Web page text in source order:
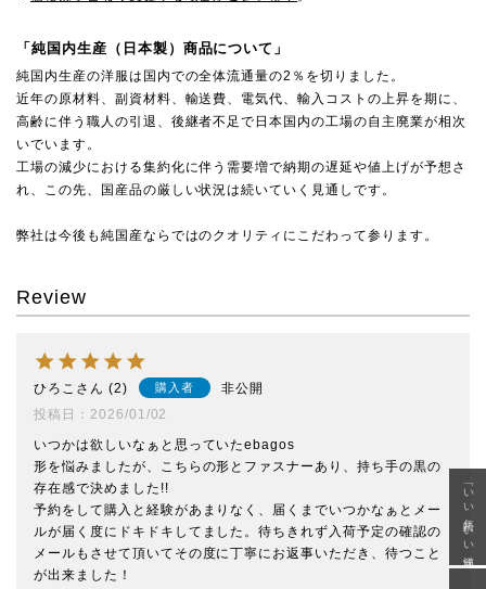
「純国内生産（日本製）商品について」
純国内生産の洋服は国内での全体流通量の2％を切りました。
近年の原材料、副資材料、輸送費、電気代、輸入コストの上昇を期に、
高齢に伴う職人の引退、後継者不足で日本国内の工場の自主廃業が相次
いでいます。
工場の減少における集約化に伴う需要増で納期の遅延や値上げが予想さ
れ、この先、国産品の厳しい状況は続いていく見通しです。
弊社は今後も純国産ならではのクオリティにこだわって参ります。
Review
ひろこ 2 購入者
非公開
投稿日
2026/01/02
いつかは欲しいなぁと思っていたebagos
形を悩みましたが、こちらの形とファスナーあり、持ち手の黒の
存在感で決めました!!
予約をして購入と経験があまりなく、届くまでいつかなぁとメー
ルが届く度にドキドキしてました。待ちきれず入荷予定の確認の
メールもさせて頂いてその度に丁寧にお返事いただき、待つこと
が出来ました！
「いい年齢 いい洋服」